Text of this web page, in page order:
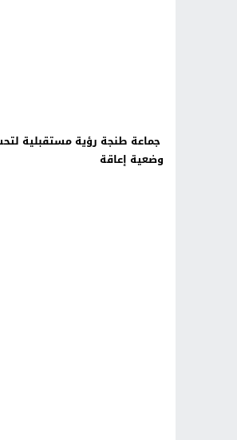
جماعة طنجة رؤية مستقبلية
وضعية إعاقة